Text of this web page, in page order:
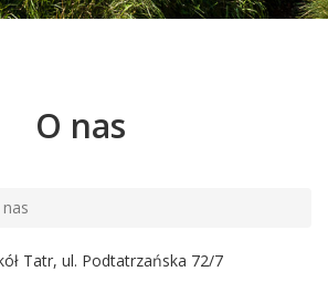
O nas
nas
Tatr, ul. Podtatrzańska 72/7